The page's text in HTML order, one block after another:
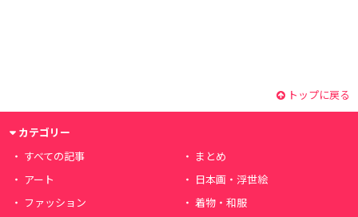
トップに戻る
カテゴリー
すべての記事
まとめ
アート
日本画・浮世絵
ファッション
着物・和服